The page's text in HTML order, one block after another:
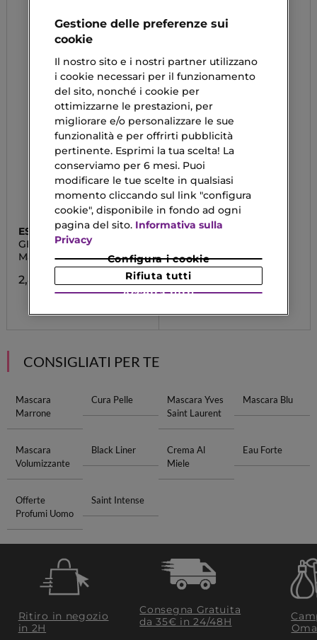
ESSENCE
GET BIG! LASHES CURL
BOOST
Mascara
2,89 €
ESSENCE
The False Lashes Ultra
Volumizzante &
Incurvante
CONSIGLIATI PER TE
Mascara
Marrone
Cura Pelle
Mascara Yves
Saint Laurent
Mascara Blu
Mascara
Volumizzante
Black Liner
Crema Al
Miele
Eau Forte
Offerte
Profumi Uomo
Saint Intense
Ritiro in negozio
in 2H
Consegna Gratuita
da 35€​ in 24/48H
Gestione delle preferenze sui
cookie
Il nostro sito e i nostri partner utilizzano
i cookie necessari per il funzionamento
del sito, nonché i cookie per
ottimizzarne le prestazioni, per
migliorare e/o personalizzare le sue
funzionalità e per offrirti pubblicità
pertinente. Esprimi la tua scelta! La
conserviamo per 6 mesi. Puoi
modificare le tue scelte in qualsiasi
momento cliccando sul link "configura
cookie", disponibile in fondo ad ogni
pagina del sito. Informativa sulla
Privacy
Configura i cookie
Rifiuta tutti
Accetta tutti